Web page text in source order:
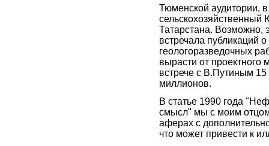
Тюменской аудитории, в
Татарстана. Возможно,
встречала публикаций
геологоразведочных
вырасти от проектного
встрече с В.Путиным
миллионов.
В статье 1990 года
смысл" мы с моим
аферах с
что может привести к